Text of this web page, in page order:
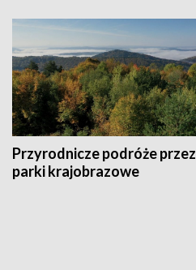
Przyrodnicze podróże przez
parki krajobrazowe